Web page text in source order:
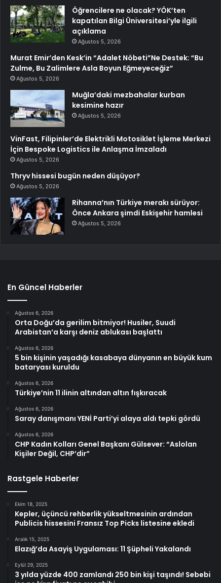
Öğrencilere ne olacak? YÖK’ten
kapatılan Bilgi Üniversitesi’yle ilgili
açıklama
Ağustos 5, 2026
Murat Emir’den Kesk’in “Adalet Nöbeti”Ne Destek: “Bu
Zulme, Bu Zalimlere Asla Boyun Eğmeyeceğiz”
Ağustos 5, 2026
Muğla’daki mezbahalar kurban
kesimine hazır
Ağustos 5, 2026
VinFast, Filipinler’de Elektrikli Motosiklet İşleme Merkezi
İçin Bespoke Logistics ile Anlaşma İmzaladı
Ağustos 5, 2026
Thryv hissesi bugün neden düşüyor?
Ağustos 5, 2026
Rihanna’nın Türkiye merakı sürüyor:
Önce Ankara şimdi Eskişehir hamlesi
Ağustos 5, 2026
En Güncel Haberler
Ağustos 6, 2026
Orta Doğu’da gerilim bitmiyor! Husiler, Suudi
Arabistan’a karşı deniz ablukası başlattı
Ağustos 6, 2026
5 bin kişinin yaşadığı kasabaya dünyanın en büyük kum
bataryası kuruldu
Ağustos 6, 2026
Türkiye’nin 11 ilinin altından altın fışkıracak
Ağustos 6, 2026
Saray danışmanı YENİ Parti’yi alaya aldı tepki gördü
Ağustos 6, 2026
CHP Kadın Kolları Genel Başkanı Gülsever: “Aslolan
Kişiler Değil, CHP’dir”
Rastgele Haberler
Ekim 18, 2025
Kepler, üçüncü rehberlik yükseltmesinin ardından
Publicis hissesini Fransız Top Picks listesine ekledi
Aralık 15, 2025
Elazığ’da Asayiş Uygulaması: 11 Şüpheli Yakalandı
Eylül 29, 2025
3 yılda yüzde 400 zamlandı 250 bin kişi taşındı! Sebebi